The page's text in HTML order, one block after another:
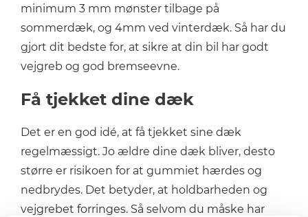
minimum 3 mm mønster tilbage på
sommerdæk, og 4mm ved vinterdæk. Så har du
gjort dit bedste for, at sikre at din bil har godt
vejgreb og god bremseevne.
Få tjekket dine dæk
Det er en god idé, at få tjekket sine dæk
regelmæssigt. Jo ældre dine dæk bliver, desto
større er risikoen for at gummiet hærdes og
nedbrydes. Det betyder, at holdbarheden og
vejgrebet forringes. Så selvom du måske har